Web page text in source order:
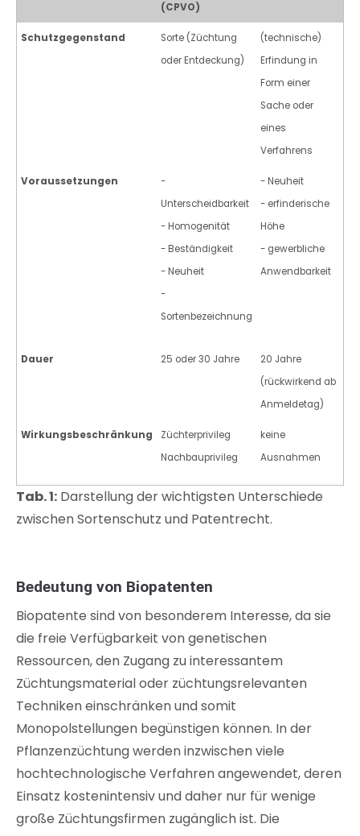
(CPVO)
Schutzgegenstand
Sorte (Züchtung
oder Entdeckung)
(technische)
Erfindung in
Form einer
Sache oder
eines
Verfahrens
Voraussetzungen
-
Unterscheidbarkeit
- Homogenität
- Beständigkeit
- Neuheit
-
Sortenbezeichnung
- Neuheit
- erfinderische
Höhe
- gewerbliche
Anwendbarkeit
Dauer 25 oder 30 Jahre
20 Jahre
(rückwirkend ab
Anmeldetag)
Wirkungsbeschränkung
Züchterprivileg
Nachbauprivileg
keine
Ausnahmen
Tab. 1: Darstellung der wichtigsten Unterschiede
zwischen Sortenschutz und Patentrecht.
Bedeutung von Biopatenten
Biopatente sind von besonderem Interesse, da sie
die freie Verfügbarkeit von genetischen
Ressourcen, den Zugang zu interessantem
Züchtungsmaterial oder züchtungsrelevanten
Techniken einschränken und somit
Monopolstellungen begünstigen können. In der
Pflanzenzüchtung werden inzwischen viele
hochtechnologische Verfahren angewendet, deren
Einsatz kostenintensiv und daher nur für wenige
große Züchtungsfirmen zugänglich ist. Die